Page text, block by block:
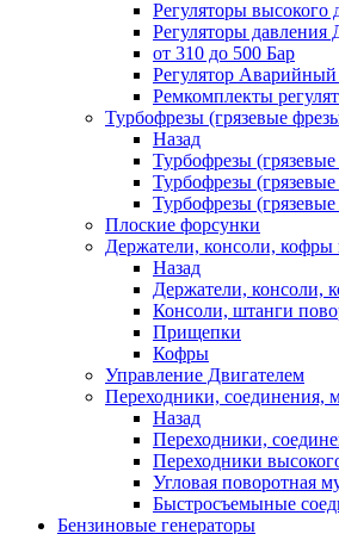
Регуляторы высокого
Регуляторы давления
от 310 до 500 Бар
Регулятор
Ремкомплекты
Турбофрезы (грязевые
Назад
Турбофрезы
Турбофрезы
Турбофрезы
Плоские форсунки
Держатели, консоли,
Назад
Держатели, консоли,
Консоли, штанги
Прищепки
Кофры
Управление Двигателем
Переходники, соединения,
Назад
Переходники,
Переходники
Угловая поворотная
Быстросъемыные
Бензиновые генераторы